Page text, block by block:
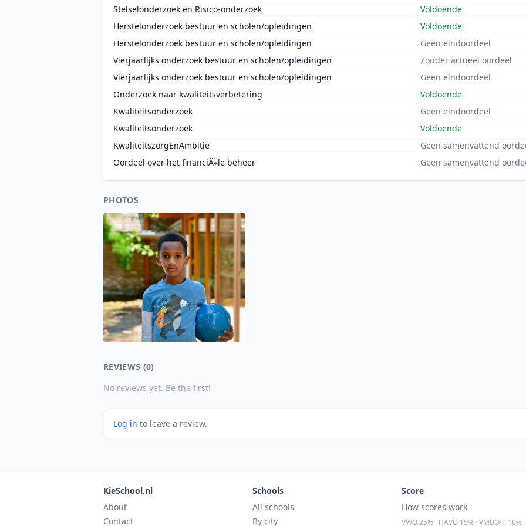
Stelselonderzoek en Risico-onderzoek
Voldoende
Herstelonderzoek bestuur en scholen/opleidingen
Voldoende
Herstelonderzoek bestuur en scholen/opleidingen
Geen eindoordeel
Vierjaarlijks onderzoek bestuur en scholen/opleidingen
Zonder actueel oordeel
Vierjaarlijks onderzoek bestuur en scholen/opleidingen
Geen eindoordeel
Onderzoek naar kwaliteitsverbetering
Voldoende
Kwaliteitsonderzoek
Geen eindoordeel
Kwaliteitsonderzoek
Voldoende
KwaliteitszorgEnAmbitie
Geen samenvattend
Oordeel over het financiÃ«le beheer
Geen samenvattend
PHOTOS
REVIEWS (0)
No reviews yet. Be the first!
Log in to leave a review.
KieSchool.nl
About
Contact
Schools
All schools
By city
Score
How scores work
VWO 25% · HAVO 15% · VMBO-T 10%